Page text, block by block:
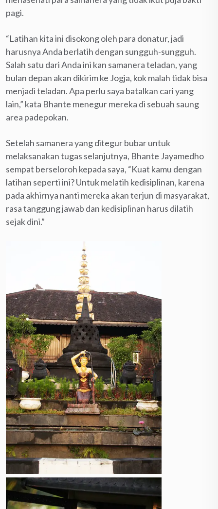
pagi.
“Latihan kita ini disokong oleh para donatur, jadi
harusnya Anda berlatih dengan sungguh-sungguh.
Salah satu dari Anda ini kan samanera teladan, yang
bulan depan akan dikirim ke Jogja, kok malah tidak bisa
menjadi teladan. Apa perlu saya batalkan cari yang
lain,” kata Bhante menegur mereka di sebuah saung
area padepokan.
Setelah samanera yang ditegur bubar untuk
melaksanakan tugas selanjutnya, Bhante Jayamedho
sempat berseloroh kepada saya, “Kuat kamu dengan
latihan seperti ini? Untuk melatih kedisiplinan, karena
pada akhirnya nanti mereka akan terjun di masyarakat,
rasa tanggung jawab dan kedisiplinan harus dilatih
sejak dini.”